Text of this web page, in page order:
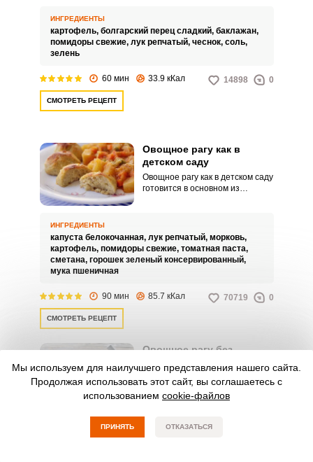
ИНГРЕДИЕНТЫ
картофель, болгарский перец сладкий, баклажан,
помидоры свежие, лук репчатый, чеснок, соль,
зелень
60 мин 33.9 кКал 14898 0
СМОТРЕТЬ РЕЦЕПТ
Овощное рагу как в
детском саду
Овощное рагу как в детском саду
готовится в основном из
Важно, чтобы овощи стали
очень мягкими.
ИНГРЕДИЕНТЫ
капуста белокочанная, лук репчатый, морковь,
картофель, помидоры свежие, томатная паста,
сметана, горошек зеленый консервированный,
мука пшеничная
90 мин 85.7 кКал 70719 0
СМОТРЕТЬ РЕЦЕПТ
Овощное рагу без
С большим желанием хочу
поделиться с вами рецептом
ароматного овощного рагу без
получается сытным и очень
ИНГРЕДИЕНТЫ
болгарский перец сладкий,
Мы используем для наилучшего представления нашего сайта.
Продолжая использовать этот сайт, вы соглашаетесь с
использованием cookie-файлов
ПРИНЯТЬ ОТКАЗАТЬСЯ